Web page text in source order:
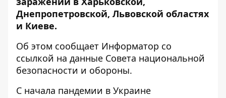
Днепропетровской, Львовской областях
и Киеве.
Об этом сообщает Информатор со
ссылкой на данные Совета национальной
безопасности и обороны.
С начала пандемии в Украине